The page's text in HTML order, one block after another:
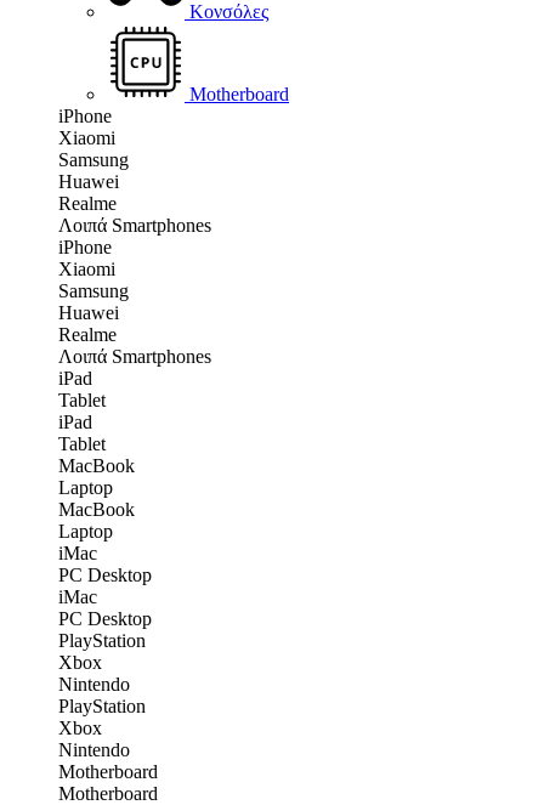
Κονσόλες
Motherboard
iPhone
Xiaomi
Samsung
Huawei
Realme
Λοιπά Smartphones
iPhone
Xiaomi
Samsung
Huawei
Realme
Λοιπά Smartphones
iPad
Tablet
iPad
Tablet
MacBook
Laptop
MacBook
Laptop
iMac
PC Desktop
iMac
PC Desktop
PlayStation
Xbox
Nintendo
PlayStation
Xbox
Nintendo
Motherboard
Motherboard